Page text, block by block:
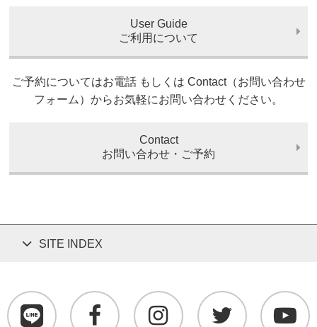
User Guide
ご利用について
ご予約についてはお電話 もしくは Contact（お問い合わせ
フォーム）からお気軽にお問い合わせください。
Contact
お問い合わせ・ご予約
SITE INDEX